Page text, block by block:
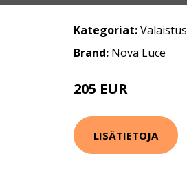
Kategoriat:Valaistus
Brand: Nova Luce
205 EUR
LISÄTIETOJA